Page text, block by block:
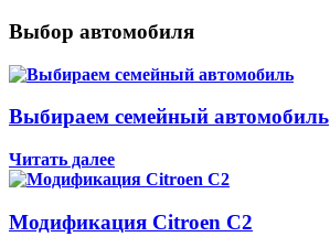
Выбор автомобиля
Выбираем семейный автомобиль
Читать далее
Модификация Citroen С2